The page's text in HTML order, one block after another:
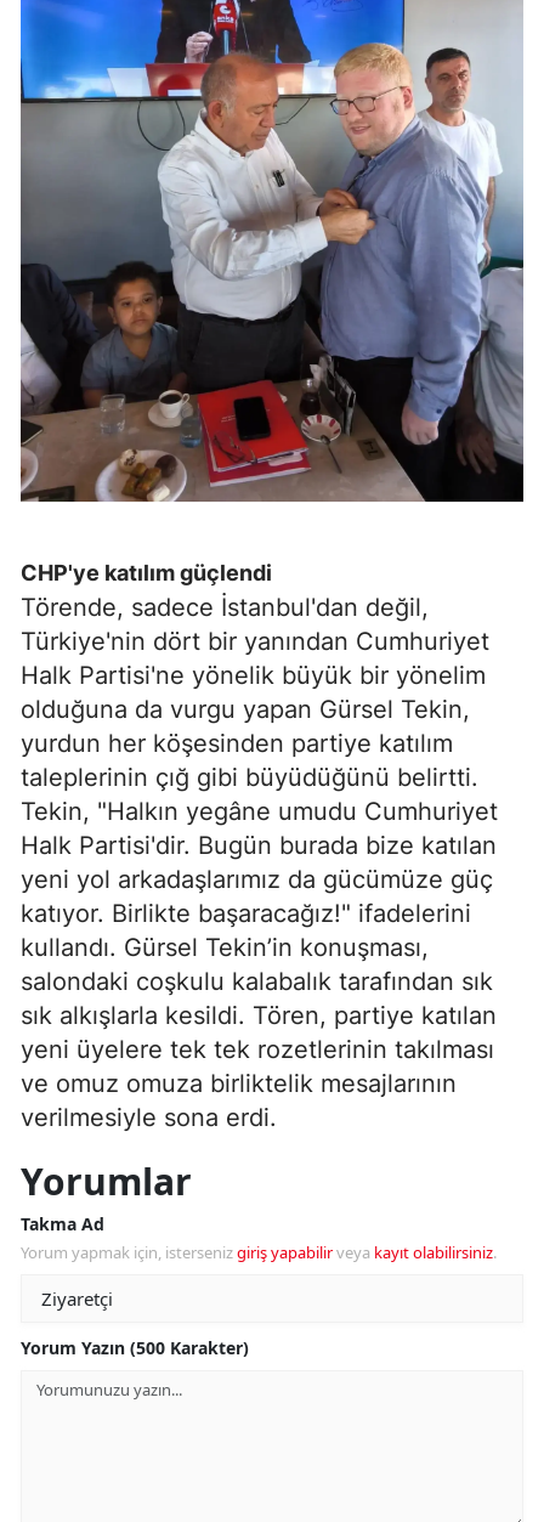
CHP'ye katılım güçlendi
Törende, sadece İstanbul'dan değil,
Türkiye'nin dört bir yanından Cumhuriyet
Halk Partisi'ne yönelik büyük bir yönelim
olduğuna da vurgu yapan Gürsel Tekin,
yurdun her köşesinden partiye katılım
taleplerinin çığ gibi büyüdüğünü belirtti.
Tekin, "Halkın yegâne umudu Cumhuriyet
Halk Partisi'dir. Bugün burada bize katılan
yeni yol arkadaşlarımız da gücümüze güç
katıyor. Birlikte başaracağız!" ifadelerini
kullandı. Gürsel Tekin’in konuşması,
salondaki coşkulu kalabalık tarafından sık
sık alkışlarla kesildi. Tören, partiye katılan
yeni üyelere tek tek rozetlerinin takılması
ve omuz omuza birliktelik mesajlarının
verilmesiyle sona erdi.
Yorumlar
Takma Ad
Yorum yapmak için, istersenizgiriş yapabilirveya kayıt olabilirsiniz.
Yorum Yazın (500 Karakter)